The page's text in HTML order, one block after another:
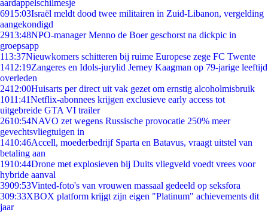
aardappelschilmesje
6915:03Israël meldt dood twee militairen in Zuid-Libanon, vergelding
aangekondigd
2913:48NPO-manager Menno de Boer geschorst na dickpic in
groepsapp
113:37Nieuwkomers schitteren bij ruime Europese zege FC Twente
1412:19Zangeres en Idols-jurylid Jerney Kaagman op 79-jarige leeftijd
overleden
2412:00Huisarts per direct uit vak gezet om ernstig alcoholmisbruik
1011:41Netflix-abonnees krijgen exclusieve early access tot
uitgebreide GTA VI trailer
2610:54NAVO zet wegens Russische provocatie 250% meer
gevechtsvliegtuigen in
1410:46Accell, moederbedrijf Sparta en Batavus, vraagt uitstel van
betaling aan
1910:44Drone met explosieven bij Duits vliegveld voedt vrees voor
hybride aanval
3909:53Vinted-foto's van vrouwen massaal gedeeld op seksfora
309:33XBOX platform krijgt zijn eigen "Platinum" achievements dit
jaar